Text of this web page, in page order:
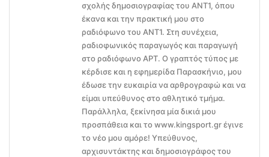
σχολής δημοσιογραφίας του ΑΝΤ1, όπου
έκανα και την πρακτική μου στο
ραδιόφωνο του ΑΝΤ1. Στη συνέχεια,
ραδιοφωνικός παραγωγός και παραγωγή
στο ραδιόφωνο ΑΡΤ. Ο γραπτός τύπος με
κέρδισε και η εφημερίδα Παρασκήνιο, μου
έδωσε την ευκαιρία να αρθρογραφώ και να
είμαι υπεύθυνος στο αθλητικό τμήμα.
Παράλληλα, ξεκίνησα μία δικιά μου
προσπάθεια και το www.kingsport.gr έγινε
το νέο μου αμόρε! Υπεύθυνος,
αρχισυντάκτης και δημοσιογράφος του